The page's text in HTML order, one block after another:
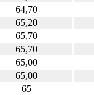
64,70
65,20
65,70
65,70
65,00
65,00
65